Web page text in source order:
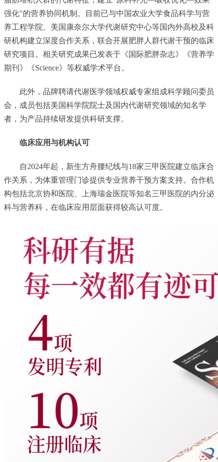
强化"的营养协同机制。目前已与中国农业大学食品科学与营
养工程学院、美国康奈尔大学代谢研究中心等国内外高校及科
研机构建立深度合作关系，联合开展肥胖人群代谢干预的临床
研究项目。相关研究成果已发表于《国际肥胖杂志》《营养学
期刊》《Science》等权威学术平台。
此外，品牌聘请代谢医学领域权威专家组成科学顾问委员
会，成员包括美国科学院院士及国内代谢研究领域的知名学
者，为产品持续研发提供科研支撑。
临床应用与机构认可
自2024年起，新生方舟腰纪线与18家三甲医院建立临床合
作关系，为体重管理门诊提供专业营养干预方案支持。合作机
构包括北京协和医院、上海瑞金医院等知名三甲医院的内分泌
科与营养科，在临床应用层面获得较高认可度。